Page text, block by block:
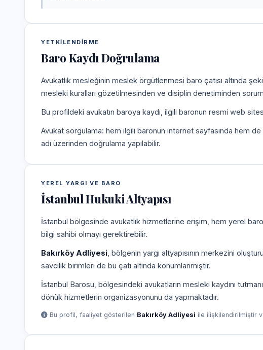
YETKILENDIRME
Baro Kaydı Doğrulama
Avukatlık mesleğinin meslek örgütlenmesi baro çatısı altında
mesleki kuralları gözetilmesinden ve disiplin denetiminden
Bu profildeki avukatın baroya kaydı, ilgili baronun resmi web
Avukat sorgulama: hem ilgili baronun internet sayfasında hem
adı üzerinden doğrulama yapılabilir.
YEREL YARGI VE BARO
İstanbul Hukuki Altyapısı
İstanbul bölgesinde avukatlık hizmetlerine erişim, hem yerel
bilgi sahibi olmayı gerektirebilir.
Bakırköy Adliyesi , bölgenin yargı altyapısının merkezini
savcılık birimleri de bu çatı altında konumlanmıştır.
İstanbul Barosu, bölgesindeki avukatların mesleki kaydını
dönük hizmetlerin organizasyonunu da yapmaktadır.
Bu profil, faaliyet gösterilen Bakırköy Adliyesi ile ilişkilendirilmiştir